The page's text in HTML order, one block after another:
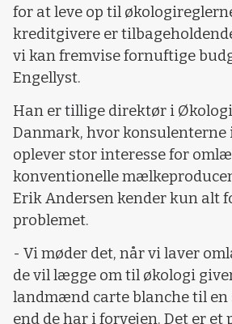
for at leve op til
kreditgivere er
vi kan fremvise fornuftige
Engellyst.
Han er tillige direktør i
Danmark, hvor konsulenterne
oplever stor interesse for
konventionelle
Erik Andersen kender kun alt
problemet.
- Vi møder det, når vi laver
de vil lægge om til økologi
landmænd carte blanche til
end de har i forvejen. Det er et